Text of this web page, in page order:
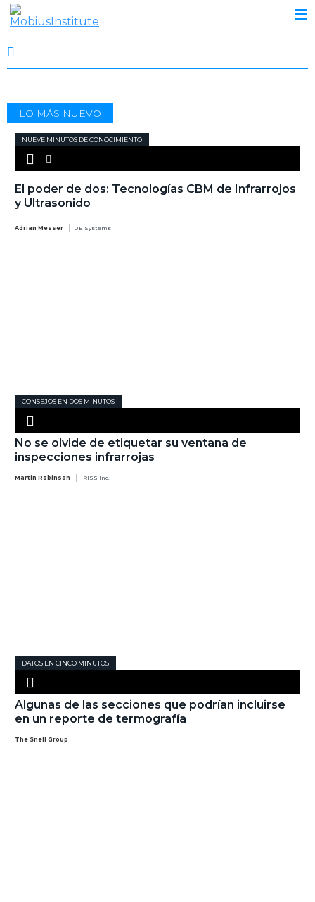
LO MÁS NUEVO
NUEVE MINUTOS DE CONOCIMIENTO
El poder de dos: Tecnologías CBM de Infrarrojos
y Ultrasonido
Adrian Messer UE Systems
CONSEJOS EN DOS MINUTOS
No se olvide de etiquetar su ventana de
inspecciones infrarrojas
Martin Robinson IRISS Inc.
DATOS EN CINCO MINUTOS
Algunas de las secciones que podrían incluirse
en un reporte de termografía
The Snell Group